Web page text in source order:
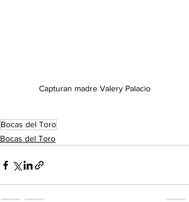
Capturan madre Valery Palacio
Bocas del Toro
Bocas del Toro